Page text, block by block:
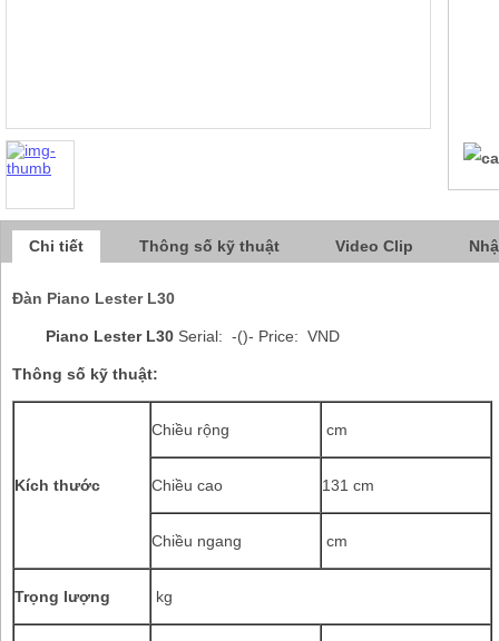
Chi tiết Thông số kỹ thuật Video Clip
Đàn Piano Lester L30
Piano Lester L30 Serial: -()- Price: VND
Thông số kỹ thuật:
Kích thước
Chiều rộng cm
Chiều cao 131 cm
Chiều ngang cm
Trọng lượng kg